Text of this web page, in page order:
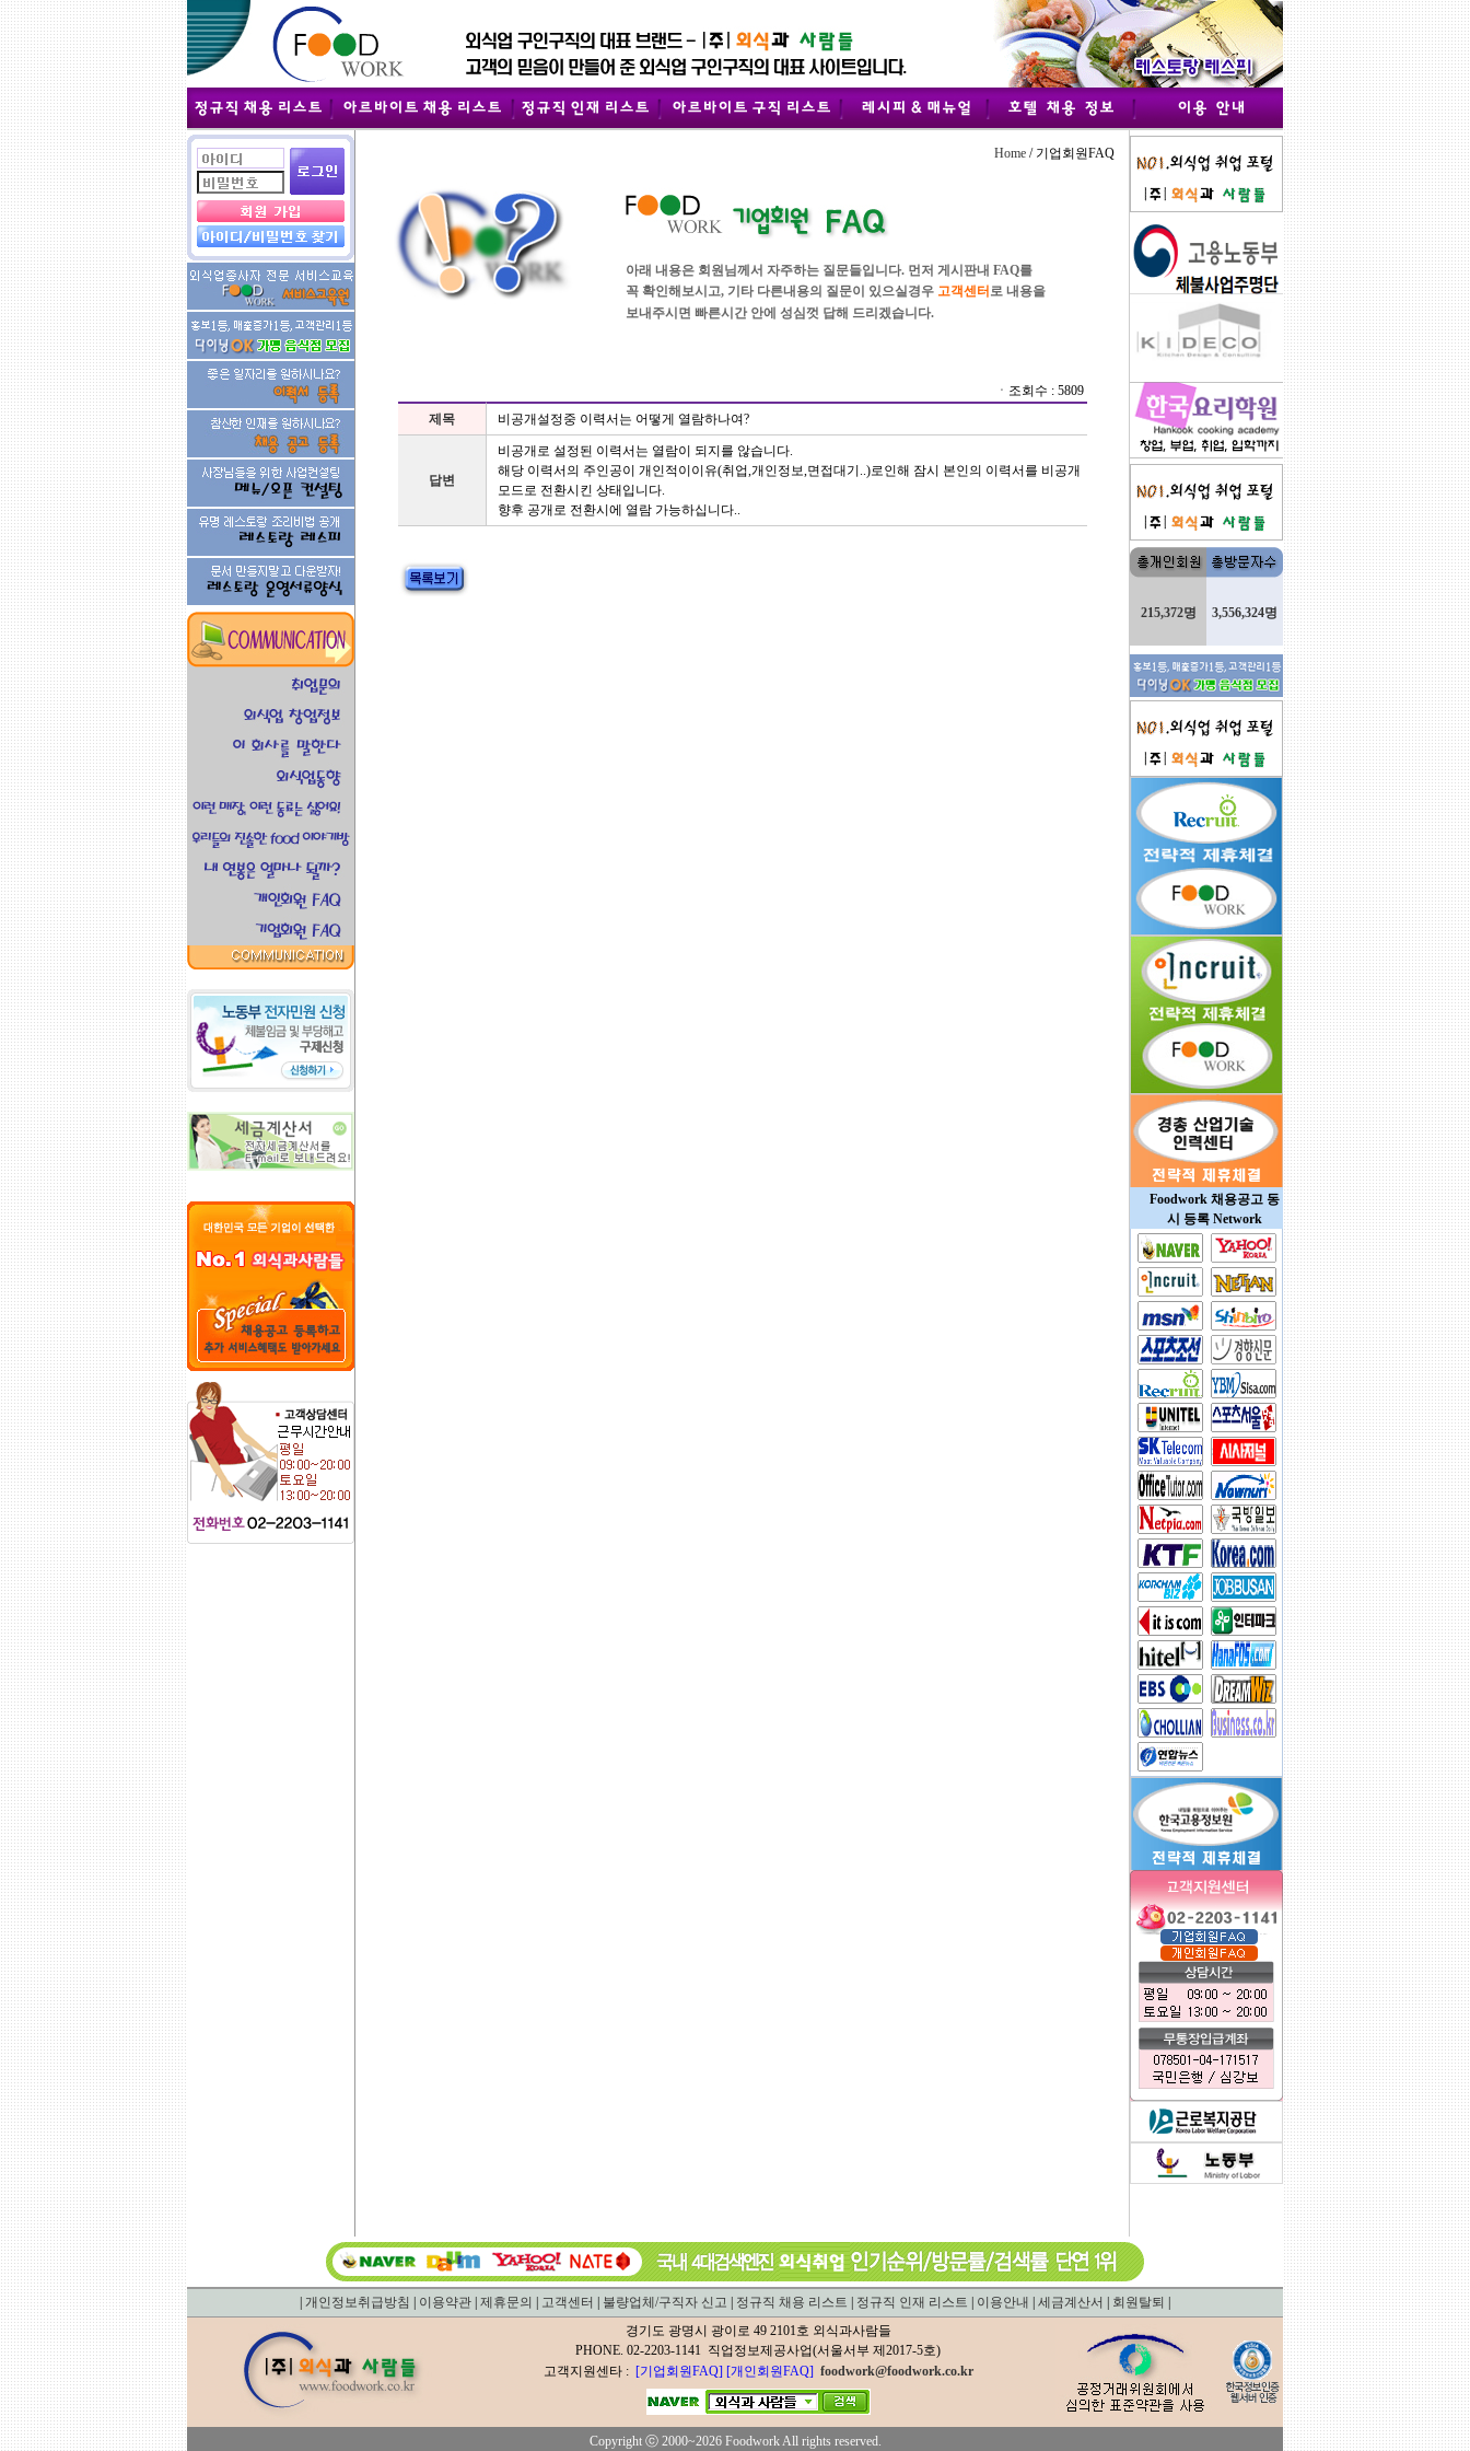
Home / 기업회원FAQ
아래 내용은 회원님께서 자주하는 질문들입니다. 먼저 게시판내 FAQ를
꼭 확인해보시고, 기타 다른내용의 질문이 있으실경우 고객센터 로 내용을
보내주시면 빠른시간 안에 성심껏 답해 드리겠습니다.
ㆍ조회수 : 5809
제목
비공개설정중 이력서는 어떻게 열람하나여?
답변
비공개로 설정된 이력서는 열람이 되지를 않습니다.
해당 이력서의 주인공이 개인적이이유(취업,개인정보,면접대기..)로인해 잠시 본인의 이력서를 비공개
모드로 전환시킨 상태입니다.
향후 공개로 전환시에 열람 가능하십니다..
215,372명 3,556,324명
Foodwork 채용공고 동
시 등록 Network
개인정보취급방침 이용약관 제휴문의 고객센터 불량업체/구직자 신고 정규직 채용 리스트 정규직 인재 리스트 이용안내 세금계산서 회원탈퇴
경기도 광명시 광이로 49 2101호 외식과사람들
PHONE. 02-2203-1141 직업정보제공사업(서울서부 제2017-5호)
고객지원센타 : [기업회원FAQ] [개인회원FAQ] foodwork@foodwork.co.kr
Copyright ⓒ 2000~2026 Foodwork All rights reserved.